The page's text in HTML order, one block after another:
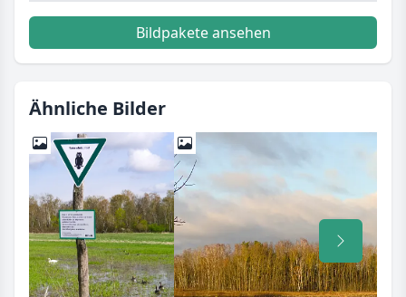
Bildpakete ansehen
Ähnliche Bilder